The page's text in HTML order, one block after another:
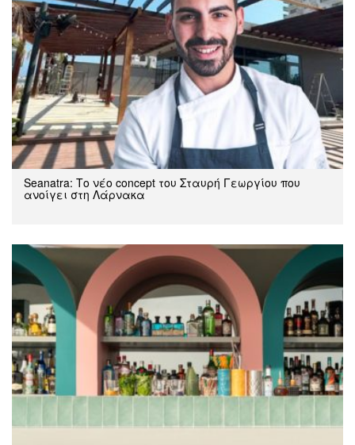
Seanatra: Το νέο concept του Σταυρή Γεωργίου που
ανοίγει στη Λάρνακα